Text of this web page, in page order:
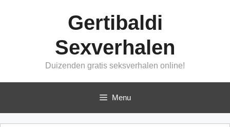
Gertibaldi
Sexverhalen
Duizenden gratis seksverhalen online!
Menu